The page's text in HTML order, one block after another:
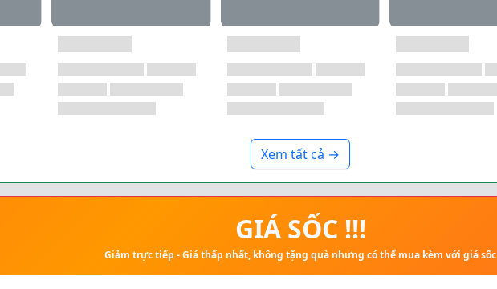
Xem tất cả →
GIÁ SỐC !!!
Giảm trực tiếp - Giá thấp nhất, không tặng quà nhưng có thể mua kèm với giá sốc